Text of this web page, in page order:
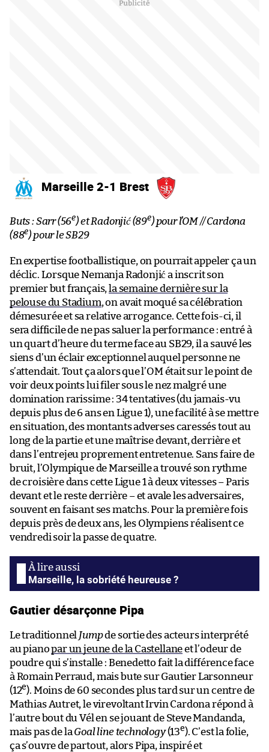
Marseille 2-1 Brest
Buts : Sarr (56e) et Radonjić (89e) pour l’OM // Cardona
(88e) pour le SB29
En expertise footballistique, on pourrait appeler ça un
déclic. Lorsque Nemanja Radonjić a inscrit son
premier but français, la semaine dernière sur la
pelouse du Stadium, on avait moqué sa célébration
démesurée et sa relative arrogance. Cette fois-ci, il
sera difficile de ne pas saluer la performance : entré à
un quart d’heure du terme face au SB29, il a sauvé les
siens d’un éclair exceptionnel auquel personne ne
s’attendait. Tout ça alors que l’OM était sur le point de
voir deux points lui filer sous le nez malgré une
domination rarissime : 34 tentatives (du jamais-vu
depuis plus de 6 ans en Ligue 1), une facilité à se mettre
en situation, des montants adverses caressés tout au
long de la partie et une maîtrise devant, derrière et
dans l’entrejeu proprement entretenue. Sans faire de
bruit, l’Olympique de Marseille a trouvé son rythme
de croisière dans cette Ligue 1 à deux vitesses – Paris
devant et le reste derrière – et avale les adversaires,
souvent en faisant ses matchs. Pour la première fois
depuis près de deux ans, les Olympiens réalisent ce
vendredi soir la passe de quatre.
Marseille, la sobriété heureuse ?
Gautier désarçonne Pipa
Le traditionnel Jumpde sortie des acteurs interprété
au pianopar un jeune de la Castellaneet l’odeur de
poudre qui s’installe : Benedetto fait la différence face
à Romain Perraud, mais bute sur Gautier Larsonneur
(12e). Moins de 60 secondes plus tard sur un centre de
Mathias Autret, le virevoltant Irvin Cardona répond à
l’autre bout du Vél en se jouant de Steve Mandanda,
mais pas de la Goal line technology(13e). C’est la folie,
ça s’ouvre de partout, alors Pipa, inspiré et